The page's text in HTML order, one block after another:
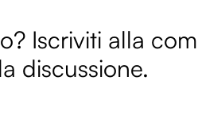
Iscriviti alla
discussione.